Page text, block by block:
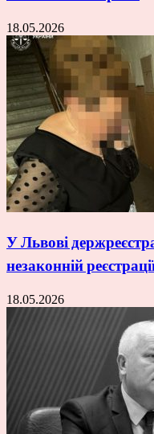
18.05.2026
У Львові
незаконній
18.05.2026